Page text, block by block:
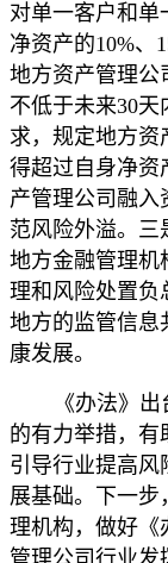
对单一客户和单
净资产的10%、
地方资产管理公
不低于未来30
求，规定地方资
得超过自身净资
产管理公司融入
范风险外溢。三
地方金融管理机
理和风险处置负
地方的监管信息
康发展。
《办法》
的有力举措，有
引导行业提高风
展基础。下一步
理机构，做好《
管理公司行业发